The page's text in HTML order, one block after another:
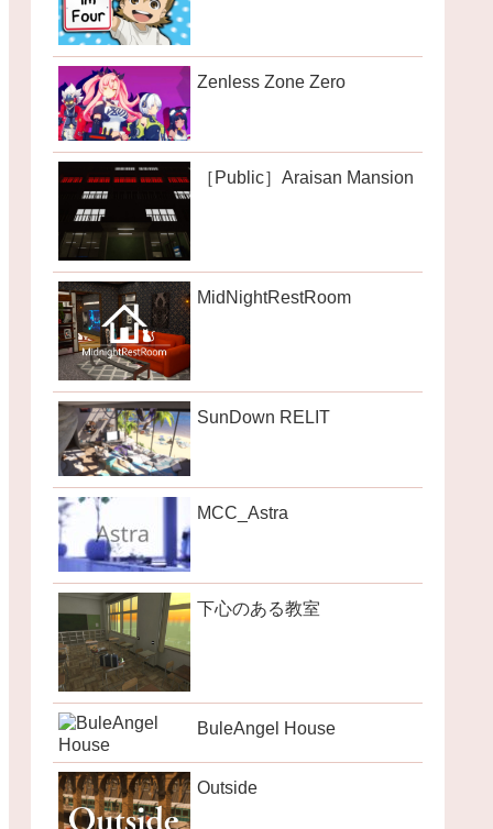
Zenless Zone Zero
［Public］Araisan Mansion
MidNightRestRoom
SunDown RELIT
MCC_Astra
下心のある教室
BuleAngel House
Outside